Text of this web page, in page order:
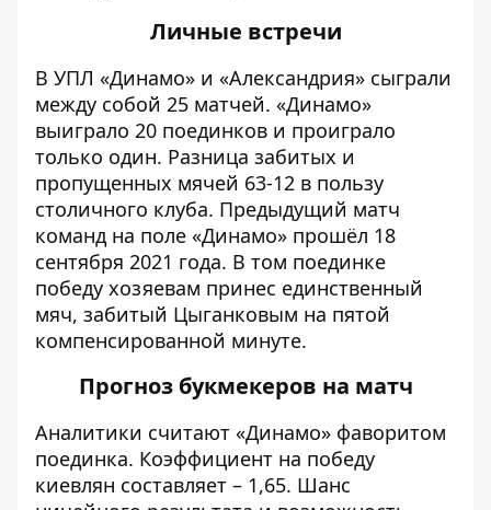
Личные встречи
В УПЛ «Динамо» и «Александрия» сыграли
между собой 25 матчей. «Динамо»
выиграло 20 поединков и проиграло
только один. Разница забитых и
пропущенных мячей 63-12 в пользу
столичного клуба. Предыдущий матч
команд на поле «Динамо» прошёл 18
сентября 2021 года. В том поединке
победу хозяевам принес единственный
мяч, забитый Цыганковым на пятой
компенсированной минуте.
Прогноз букмекеров на матч
Аналитики считают «Динамо» фаворитом
поединка. Коэффициент на победу
киевлян составляет – 1,65. Шанс